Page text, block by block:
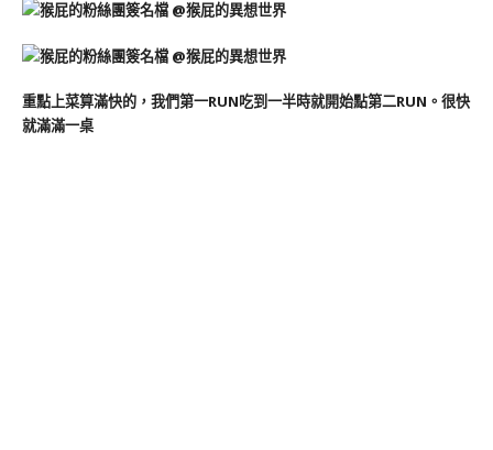
重點上菜算滿快的，我們第一RUN吃到一半時就開始點第二RUN。很快
就滿滿一桌